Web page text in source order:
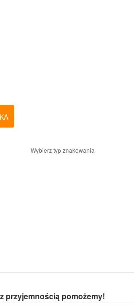
Wybierz typ znakowania
przyjemnością pomożemy!